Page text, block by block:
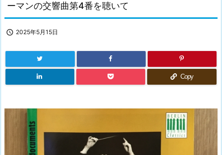
検索
ーマンの交響曲第4番を聴いて
 2025年5月15日
Copy